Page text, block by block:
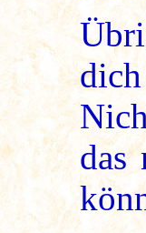
das